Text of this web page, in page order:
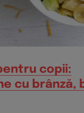
copii:
cu brânză,